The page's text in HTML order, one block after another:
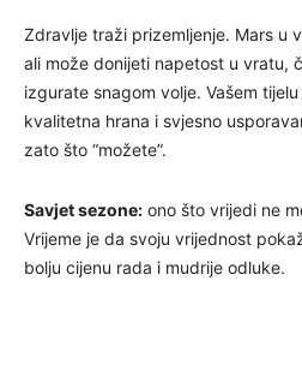
Zdravlje traži prizemljenje. Mars u
ali može donijeti napetost u vratu,
izgurate snagom volje. Vašem
kvalitetna hrana i svjesno
zato što “možete”.
Savjet sezone: ono što vrijedi ne
Vrijeme je da svoju vrijednost
bolju cijenu rada i mudrije odluke.